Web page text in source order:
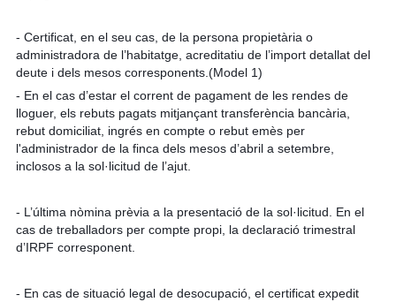
- Certificat, en el seu cas, de la persona propietària o
administradora de l’habitatge, acreditatiu de l’import detallat del
deute i dels mesos corresponents.(Model 1)
- En el cas d’estar el corrent de pagament de les rendes de
lloguer, els rebuts pagats mitjançant transferència bancària,
rebut domiciliat, ingrés en compte o rebut emès per
l'administrador de la finca dels mesos d’abril a setembre,
inclosos a la sol·licitud de l’ajut.
- L’última nòmina prèvia a la presentació de la sol·licitud. En el
cas de treballadors per compte propi, la declaració trimestral
d’IRPF corresponent.
- En cas de situació legal de desocupació, el certificat expedit